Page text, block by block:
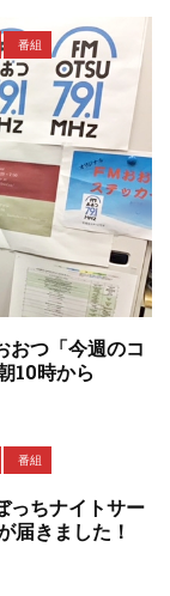
番組
つ「今週のコ
10時から
番組
っちナイトサー
届きました！